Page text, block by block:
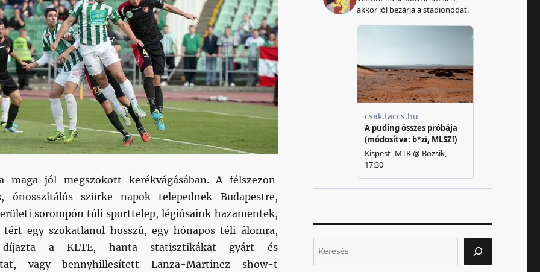
maga jól megszokott kerékvágásában. A félszezon
ónosszitálós szürke napok telepednek Budapestre,
sorompón túli sporttelep, légiósaink hazamentek,
egy szokatlanul hosszú, egy hónapos téli álomra,
díjazta a KLTE, hanta statisztikákat gyárt és
vagy bennyhillesített Lanza-Martinez show-t